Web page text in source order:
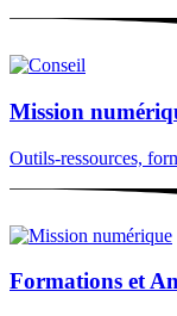
Mission
Outils-ressources,
Formations et